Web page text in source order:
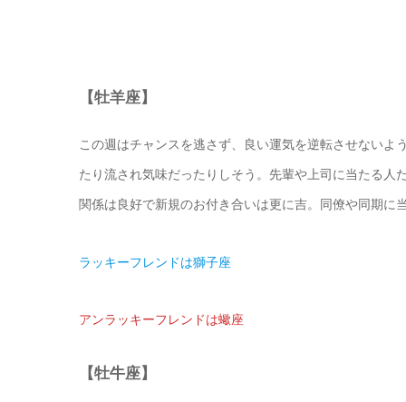
【牡羊座】
この週はチャンスを逃さず、良い運気を逆転させない
たり流され気味だったりしそう。先輩や上司に当たる
関係は良好で新規のお付き合いは更に吉。同僚や同期に
ラッキーフレンドは獅子座
アンラッキーフレンドは蠍座
【牡牛座】